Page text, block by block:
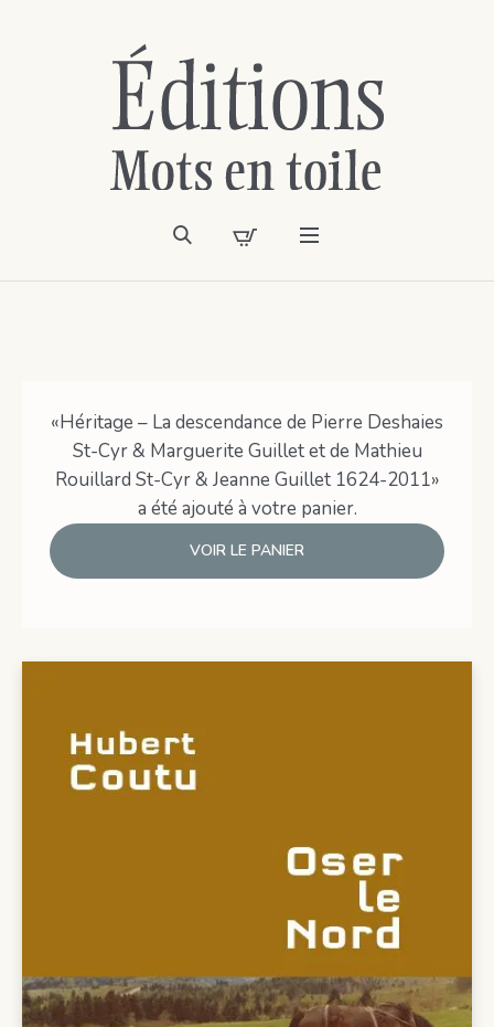
«Héritage – La descendance de Pierre Deshaies
St-Cyr & Marguerite Guillet et de Mathieu
Rouillard St-Cyr & Jeanne Guillet 1624-2011»
a été ajouté à votre panier.
VOIR LE PANIER